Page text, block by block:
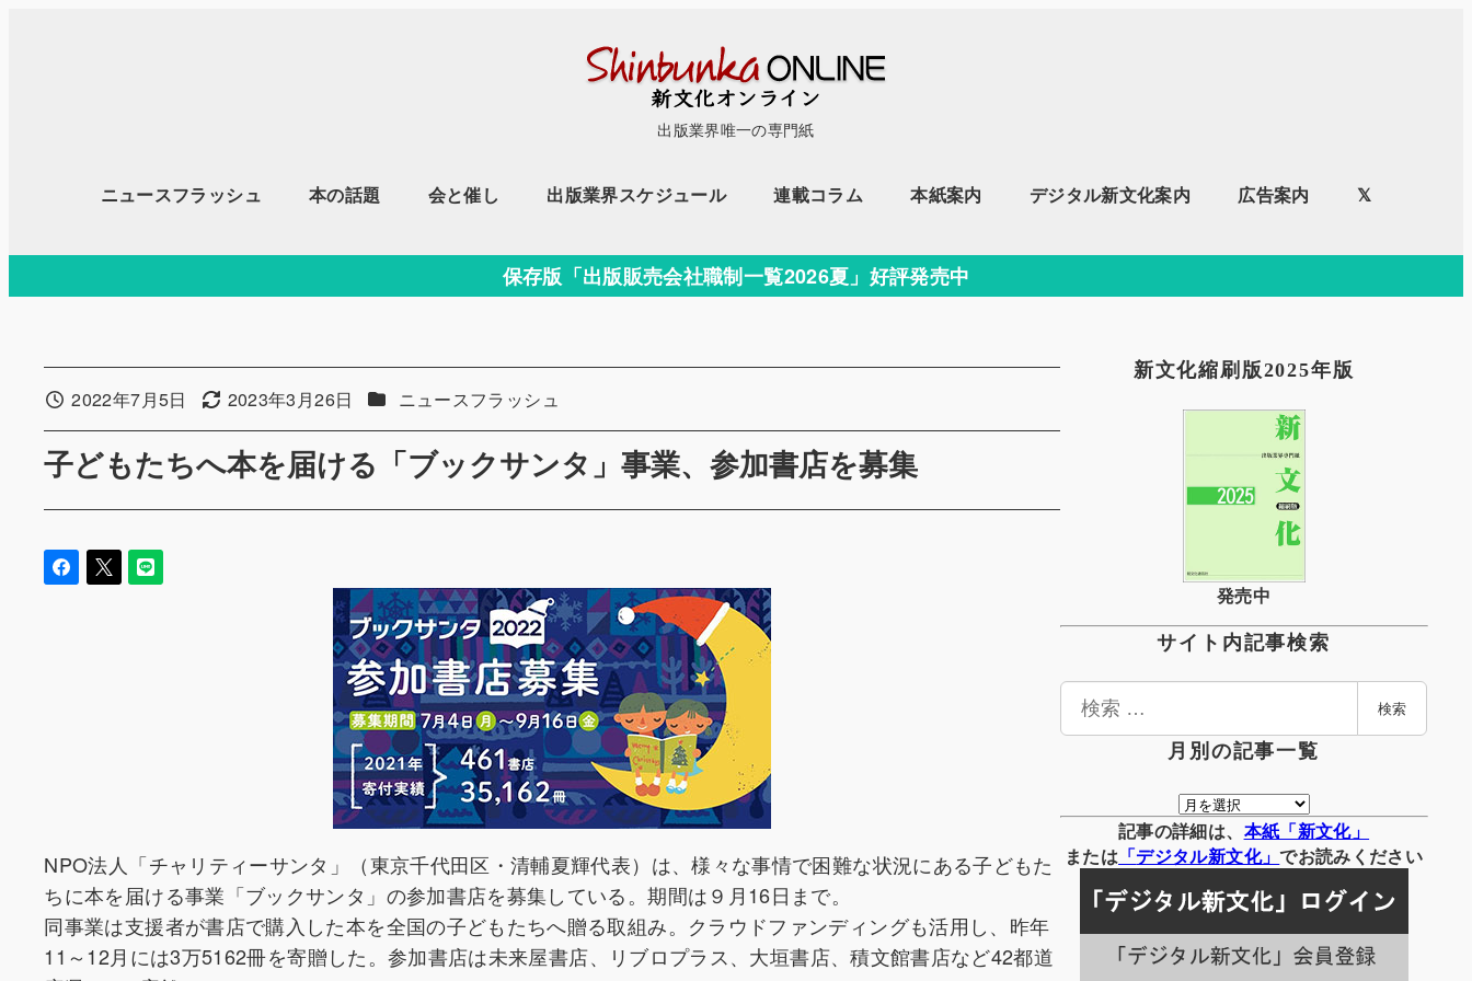
移
出版業界唯一の専門紙
ニュースフラッシュ 本の話題 会と催し 出版業界スケジュール 連載コラム 本紙案内 デジタル新文化案内 広告案内 𝕏
保存版「出版販売会社職制一覧2026夏」好評発売中
子どもたちへ本を届ける「ブックサンタ」事業、参加書店を募集
投稿日2022年7月5日 更新日2023年3月26日 カテゴリー
ニュースフラッシュ
NPO法人「チャリティーサンタ」（東京千代田区・清輔夏輝代表）は、様々な事情で困難な状況にある子どもた
ちに本を届ける事業「ブックサンタ」の参加書店を募集している。期間は９月16日まで。
同事業は支援者が書店で購入した本を全国の子どもたちへ贈る取組み。クラウドファンディングも活用し、昨年
11～12月には3万5162冊を寄贈した。参加書店は未来屋書店、リブロプラス、大垣書店、積文館書店など42都道
新文化縮刷版2025年版
発売中
サイト内記事検索
検
検索
月別の記事一覧
月
別
の
事
一
覧
記事の詳細は、 本紙「新文化」
または 「デジタル新文化」でお読みください